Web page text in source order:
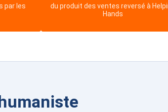
par les
du produit des ventes reversé à
Hands